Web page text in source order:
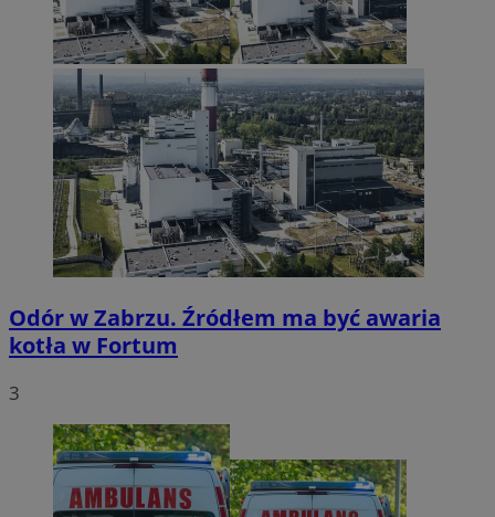
Odór w Zabrzu. Źródłem ma być awaria
kotła w Fortum
3